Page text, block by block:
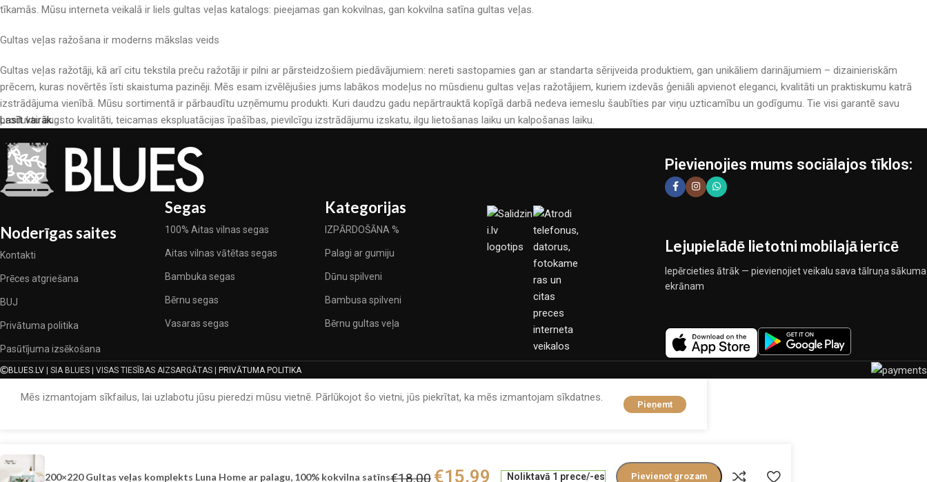
tīkamās. Mūsu interneta veikalā ir liels gultas veļas katalogs: pieejamas gan kokvilnas, gan kokvilna satīna gultas veļas.
Gultas veļas ražošana ir moderns mākslas veids
Gultas veļas ražotāji, kā arī citu tekstila preču ražotāji ir pilni ar pārsteidzošiem piedāvājumiem: nereti sastopamies gan ar standarta sērijveida produktiem, gan unikāliem darinājumiem – dizainieriskām
prēcem, kuras novērtēs īsti skaistuma pazinēji. Mēs esam izvēlējušies jums labākos modeļus no mūsdienu gultas veļas ražotājiem, kuriem izdevās ģeniāli apvienot eleganci, kvalitāti un praktiskumu katrā
izstrādājuma vienībā. Mūsu sortimentā ir pārbaudītu uzņēmumu produkti. Kuri daudzu gadu nepārtrauktā kopīgā darbā nedeva iemeslu šaubīties par viņu uzticamību un godīgumu. Tie visi garantē savu
produktu augsto kvalitāti, teicamas ekspluatācijas īpašības, pievilcīgu izstrādājumu izskatu, ilgu lietošanas laiku un kalpošanas laiku.
Lasīt vairāk...
Noderīgas saites
Kontakti
Prēces atgriešana
BUJ
Privātuma politika
Pasūtījuma izsēkošana
Segas
100% Aitas vilnas segas
Aitas vilnas vātētas segas
Bambuka segas
Bērnu segas
Vasaras segas
Kategorijas
IZPĀRDOŠĀNA %
Palagi ar gumiju
Dūnu spilveni
Bambusa spilveni
Bērnu gultas veļa
Pievienojies mums sociālajos tīklos:
Lejupielādē lietotni mobilajā ierīcē
Iepērcieties ātrāk — pievienojiet veikalu sava tālruņa sākuma
ekrānam
BLUES.LV | SIA BLUES | VISAS TIESĪBAS AIZSARGĀTAS | PRIVĀTUMA POLITIKA
Mēs izmantojam sīkfailus, lai uzlabotu jūsu pieredzi mūsu vietnē. Pārlūkojot šo vietni, jūs piekrītat, ka mēs izmantojam sīkdatnes.
Pieņemt
200×220 Gultas veļas komplekts Luna Home ar palagu, 100% kokvilna satīns€18.00 €15.99 Noliktavā 1 prece/-es Pievienot grozam